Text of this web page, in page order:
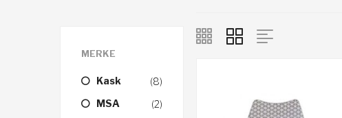
MERKE
Kask
(8)
MSA
(2)